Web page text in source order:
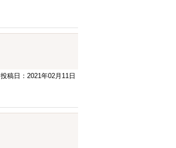
投稿日：2021年02月11日